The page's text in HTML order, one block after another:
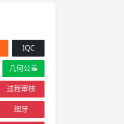
IQC
几何公差
过程审核
细牙